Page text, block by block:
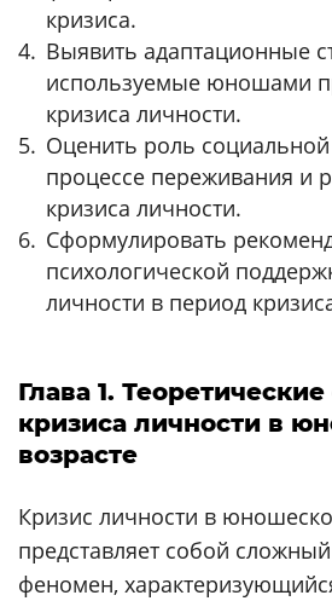
кризиса.
Выявить адаптационные
используемые юношами
кризиса личности.
Оценить роль
процессе переживания и
кризиса личности.
Сформулировать
психологической
личности в период
Глава 1.
кризиса личности в
возрасте
Кризис личности в
представляет собой
феномен,